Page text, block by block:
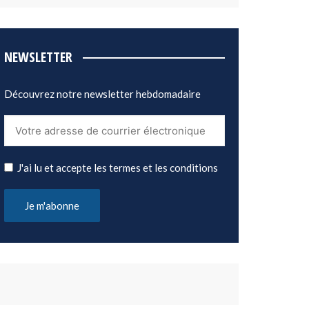
NEWSLETTER
Découvrez notre newsletter hebdomadaire
J'ai lu et accepte les termes et les conditions